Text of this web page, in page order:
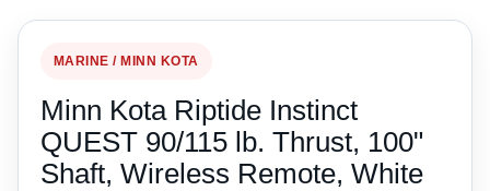
MARINE / MINN KOTA
Minn Kota Riptide Instinct
QUEST 90/115 lb. Thrust, 100"
Shaft, Wireless Remote, White